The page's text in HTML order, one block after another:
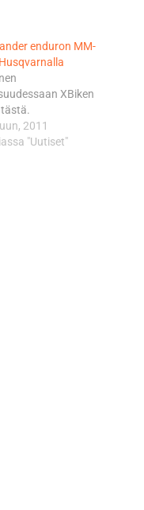
enduron MM-
XBiken
2011
"Uutiset"